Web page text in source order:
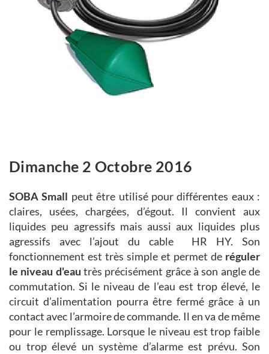
Dimanche 2 Octobre 2016
SOBA Small peut être utilisé pour différentes eaux :
claires, usées, chargées, d’égout. Il convient aux
liquides peu agressifs mais aussi aux liquides plus
agressifs avec l’ajout du cable HR HY. Son
fonctionnement est très simple et permet de réguler
le niveau d'eau très précisément grâce à son angle de
commutation. Si le niveau de l’eau est trop élevé, le
circuit d’alimentation pourra être fermé grâce à un
contact avec l’armoire de commande. Il en va de même
pour le remplissage. Lorsque le niveau est trop faible
ou trop élevé un système d’alarme est prévu. Son